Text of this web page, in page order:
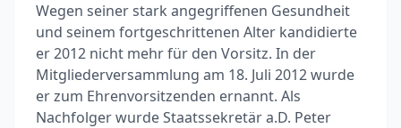
Wegen seiner stark angegriffenen Gesundheit
und seinem fortgeschrittenen Alter kandidierte
er 2012 nicht mehr für den Vorsitz. In der
Mitgliederversammlung am 18. Juli 2012 wurde
er zum Ehrenvorsitzenden ernannt. Als
Nachfolger wurde Staatssekretär a.D. Peter